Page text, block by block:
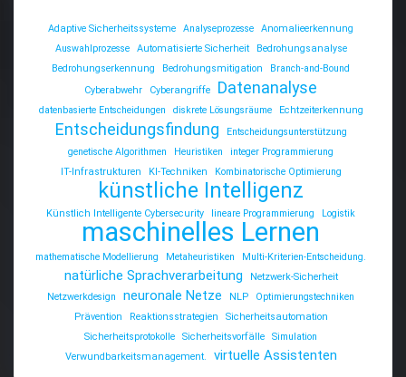
Adaptive Sicherheitssysteme Analyseprozesse
Anomalieerkennung
Auswahlprozesse
Automatisierte Sicherheit
Bedrohungsanalyse
Bedrohungserkennung
Bedrohungsmitigation
Branch-and-Bound
Cyberabwehr
Cyberangriffe Datenanalyse
datenbasierte Entscheidungen diskrete Lösungsräume Echtzeiterkennung
Entscheidungsfindung
Entscheidungsunterstützung
genetische Algorithmen
Heuristiken
integer Programmierung
IT-Infrastrukturen
KI-Techniken Kombinatorische Optimierung
künstliche Intelligenz
Künstlich Intelligente Cybersecurity lineare Programmierung Logistik
maschinelles Lernen
mathematische Modellierung Metaheuristiken Multi-Kriterien-Entscheidung.
natürliche Sprachverarbeitung
Netzwerk-Sicherheit
Netzwerkdesign
neuronale Netze NLP
Optimierungstechniken
Prävention
Reaktionsstrategien
Sicherheitsautomation
Sicherheitsprotokolle
Sicherheitsvorfälle
Simulation
Verwundbarkeitsmanagement.
virtuelle Assistenten